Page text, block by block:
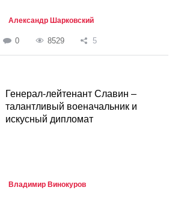
Александр Шарковский
0 8529 5
Генерал-лейтенант Славин –
талантливый военачальник и
искусный дипломат
Владимир Винокуров